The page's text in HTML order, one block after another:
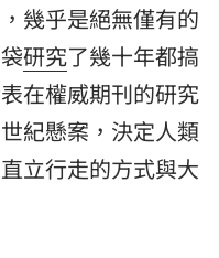
幾乎是絕無僅有的
研究了幾十年都搞
在權威期刊的研究
紀懸案，決定人類
立行走的方式與大